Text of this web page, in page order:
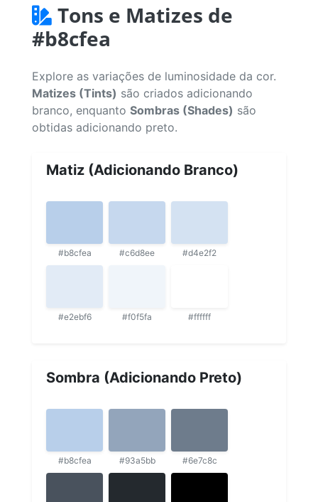
Tons e Matizes de
#b8cfea
Explore as variações de luminosidade da cor.
Matizes (Tints) são criados adicionando
branco, enquanto Sombras (Shades) são
obtidas adicionando preto.
Matiz (Adicionando Branco)
#b8cfea #c6d8ee #d4e2f2
#e2ebf6 #f0f5fa #ffffff
Sombra (Adicionando Preto)
#b8cfea #93a5bb #6e7c8c